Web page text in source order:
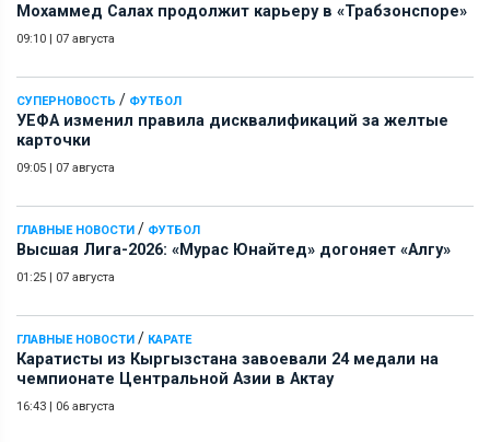
Мохаммед Салах продолжит карьеру в «Трабзонспоре»
09:10 | 07 августа
СУПЕРНОВОСТЬ / ФУТБОЛ
УЕФА изменил правила дисквалификаций за желтые
карточки
09:05 | 07 августа
ГЛАВНЫЕ НОВОСТИ / ФУТБОЛ
Высшая Лига-2026: «Мурас Юнайтед» догоняет «Алгу»
01:25 | 07 августа
ГЛАВНЫЕ НОВОСТИ / КАРАТЕ
Каратисты из Кыргызстана завоевали 24 медали на
чемпионате Центральной Азии в Актау
16:43 | 06 августа